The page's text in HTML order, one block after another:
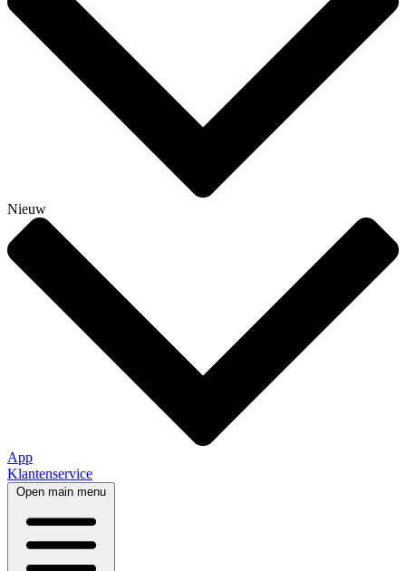
Nieuw
App
Klantenservice
Open main menu